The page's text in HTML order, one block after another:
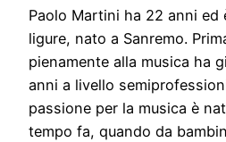
Paolo Martini ha 22 anni ed
ligure, nato a Sanremo.
pienamente alla musica ha
anni a livello
passione per la musica è
tempo fa, quando da